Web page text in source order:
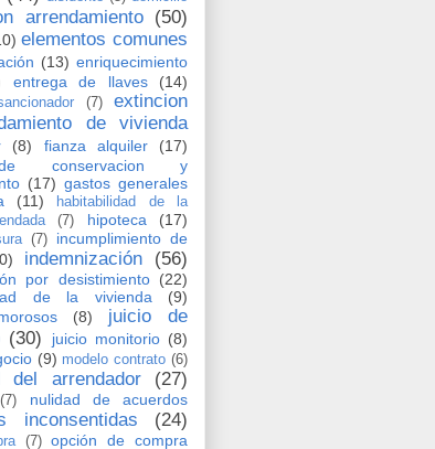
arrendamiento (50)
elementos comunes
(13) enriquecimiento
entrega de llaves (14)
(7)
extincion
de vivienda
(8) fianza alquiler
(17)
conservacion y
(17) gastos generales
(11)
habitabilidad de la
(7) hipoteca (17)
(7)
incumplimiento de
indemnización (56)
por desistimiento (22)
de la vivienda
(9)
(8)
juicio de
(30) juicio monitorio (8)
(9) modelo contrato (6)
del arrendador (27)
(7)
nulidad de acuerdos
inconsentidas (24)
(7)
opción de compra